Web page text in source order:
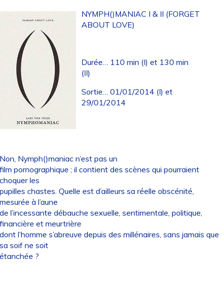
NYMPH()MANIAC I & II (FORGET
ABOUT LOVE)
Durée… 110 min (I) et 130 min
(II)
Sortie… 01/01/2014 (I) et
29/01/2014
Nymph()maniac n’est pas un
pornographique ; il contient des scènes qui pourraient
les
chastes. Quelle est d’ailleurs sa réelle obscénité,
à l’aune
l’incessante débauche sexuelle, sentimentale, politique,
et meurtrière
l’homme s’abreuve depuis des millénaires, sans jamais que
soif ne soit
?